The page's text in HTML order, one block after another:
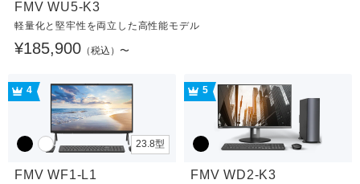
FMV WU5-K3
軽量化と堅牢性を両立した高性能モデル
¥185,900 （税込）〜
4
23.8型
FMV WF1-L1
5
FMV WD2-K3